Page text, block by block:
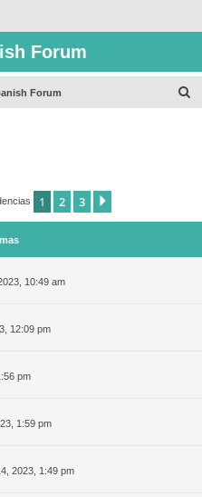
Forum
Forum
1 2 3
10:49 am
12:09 pm
pm
1:59 pm
2023, 1:49 pm